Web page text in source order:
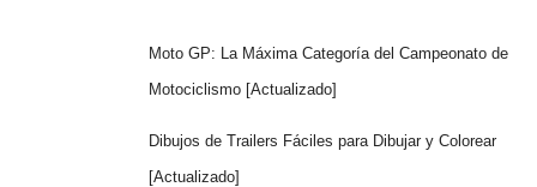
Moto GP: La Máxima Categoría del Campeonato de
Motociclismo [Actualizado]
Dibujos de Trailers Fáciles para Dibujar y Colorear
[Actualizado]